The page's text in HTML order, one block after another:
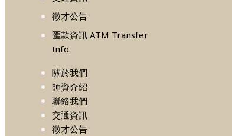
徵才公告
匯款資訊 ATM Transfer
Info.
關於我們
師資介紹
聯絡我們
交通資訊
徵才公告